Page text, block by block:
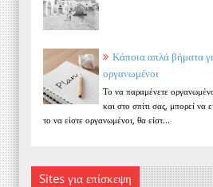
Κάποια απλά βήματα
οργανωμένοι
Το να παραμένετε
και στο σπίτι σας, μπορεί
το να είστε οργανωμένοι, θα είστ...
Sites για επίσκεψη